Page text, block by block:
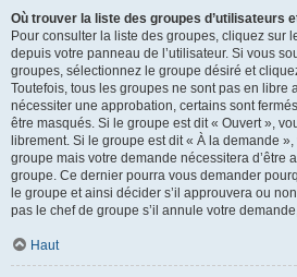
Où trouver la liste des groupes d’utilisateurs
Pour consulter la liste des groupes, cliquez sur
depuis votre panneau de l’utilisateur. Si vous
groupes, sélectionnez le groupe désiré et
Toutefois, tous les groupes ne sont pas en libre
nécessiter une approbation, certains sont
être masqués. Si le groupe est dit « Ouvert »,
librement. Si le groupe est dit « À la demande
groupe mais votre demande nécessitera d’être
groupe. Ce dernier pourra vous demander
le groupe et ainsi décider s’il approuvera ou
pas le chef de groupe s’il annule votre
Haut